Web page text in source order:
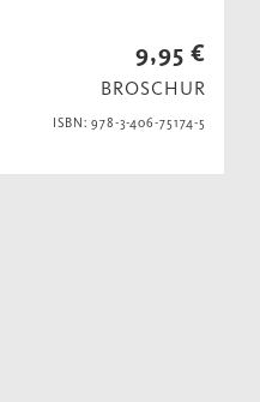
9,95 €
BROSCHUR
ISBN: 978-3-406-75174-5